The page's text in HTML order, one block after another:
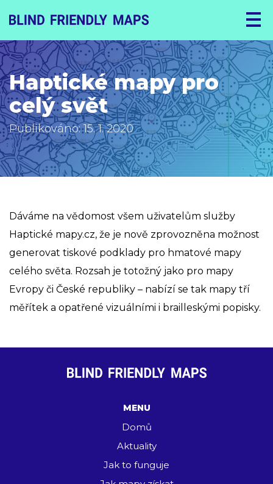
Haptické mapy pro
celý svět
Publikováno: 15. 1. 2020
Dáváme na vědomost všem uživatelům služby
Haptické mapy.cz, že je nově zprovozněna možnost
generovat tiskové podklady pro hmatové mapy
celého světa. Rozsah je totožný jako pro mapy
Evropy či České republiky – nabízí se tak mapy tří
měřítek a opatřené vizuálními i brailleskými popisky.
MENU
Domů
Aktuality
Jak to funguje